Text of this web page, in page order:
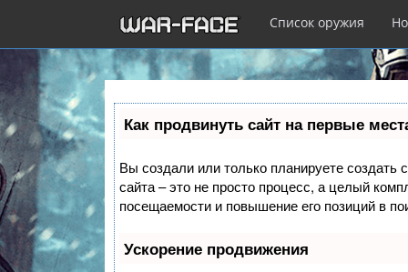
Перейти
к
основному
содержанию
Список оружия
Как продвинуть сайт на первые
Вы создали или только планируете создать
сайта – это не просто процесс, а целый
посещаемости и повышение его позиций в
Ускорение продвижения